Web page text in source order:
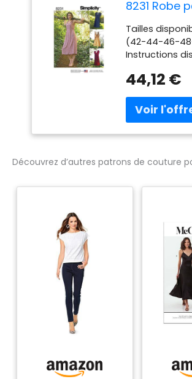
8231 Robe
Blanc 22 x
Tailles
(42-44-46-
Instructions
français
44,12 €
Découvrez d’autres patrons de couture